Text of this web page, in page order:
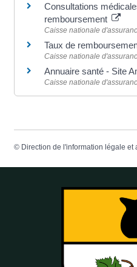
Consultations
remboursement
Caisse nationale
Taux de
Caisse nationale
Annuaire santé - Site
Caisse nationale
© Direction de l'information légale et